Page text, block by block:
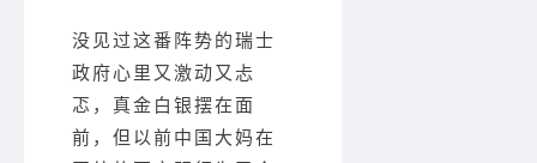
没见过这番阵势的瑞士
政府心里又激动又忐
忑，真金白银摆在面
前，但以前中国大妈在